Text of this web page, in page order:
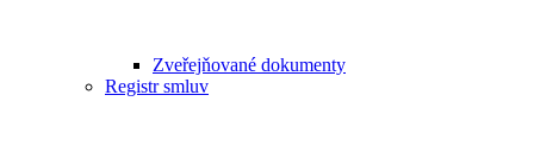
Zveřejňované dokumenty
Registr smluv